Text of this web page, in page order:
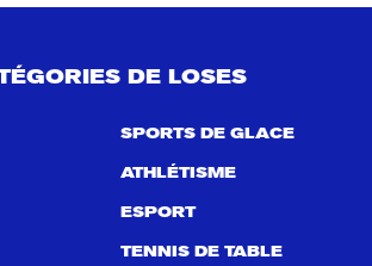
DE LOSES
SPORTS DE GLACE
ATHLÉTISME
ESPORT
TENNIS DE TABLE